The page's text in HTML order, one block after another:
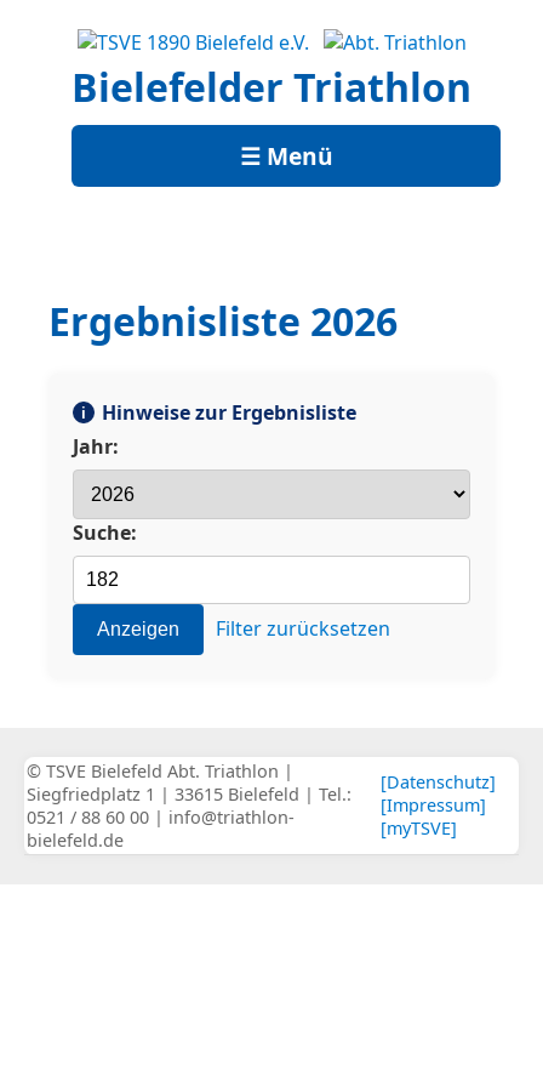
Bielefelder Triathlon
☰ Menü
Ergebnisliste 2026
i
Hinweise zur Ergebnisliste
Jahr:
Suche:
Anzeigen Filter zurücksetzen
© TSVE Bielefeld Abt. Triathlon |
Siegfriedplatz 1 | 33615 Bielefeld | Tel.:
0521 / 88 60 00 | info@triathlon-
bielefeld.de
[Datenschutz]
[Impressum]
[myTSVE]